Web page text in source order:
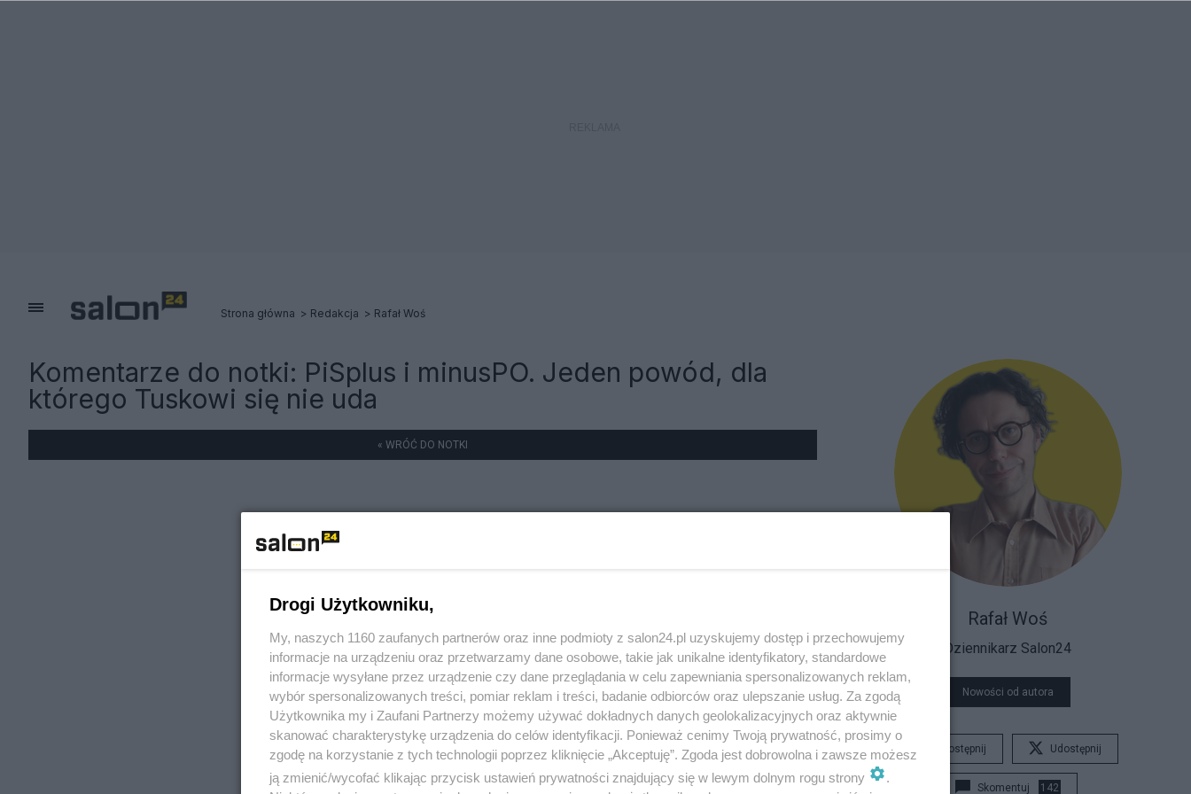
Strona główna Redakcja Rafał Woś
Komentarze do notki: PiSplus i minusPO. Jeden powód, dla
którego Tuskowi się nie uda
« WRÓĆ DO NOTKI
Dziennikarz Salon24
Rafał Woś
Nowości od autora
Udostępnij Udostępnij
Skomentuj 142
Drogi Użytkowniku,
My, naszych 1160 zaufanych partnerów oraz inne podmioty z salon24.pl uzyskujemy dostęp i przechowujemy
informacje na urządzeniu oraz przetwarzamy dane osobowe, takie jak unikalne identyfikatory, standardowe
informacje wysyłane przez urządzenie czy dane przeglądania w celu zapewniania spersonalizowanych reklam,
wybór spersonalizowanych treści, pomiar reklam i treści, badanie odbiorców oraz ulepszanie usług. Za zgodą
Użytkownika my i Zaufani Partnerzy możemy używać dokładnych danych geolokalizacyjnych oraz aktywnie
skanować charakterystykę urządzenia do celów identyfikacji. Ponieważ cenimy Twoją prywatność, prosimy o
zgodę na korzystanie z tych technologii poprzez kliknięcie „Akceptuję”. Zgoda jest dobrowolna i zawsze możesz
ją zmienić/wycofać klikając przycisk ustawień prywatności znajdujący się w lewym dolnym rogu strony
.